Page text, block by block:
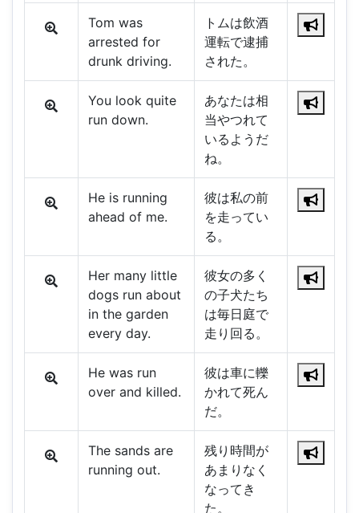
Tom was
arrested for
drunk driving.
トムは飲酒
運転で逮捕
された。
You look quite
run down.
あなたは相
当やつれて
いるようだ
ね。
He is running
ahead of me.
彼は私の前
を走ってい
る。
Her many little
dogs run about
in the garden
every day.
彼女の多く
の子犬たち
は毎日庭で
走り回る。
He was run
over and killed.
彼は車に轢
かれて死ん
だ。
The sands are
running out.
残り時間が
あまりなく
なってき
た。